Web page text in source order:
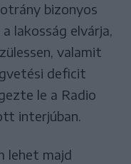
bizonyos
lakosság elvárja,
valamit
deficit
le a Radio
interjúban.
lehet majd